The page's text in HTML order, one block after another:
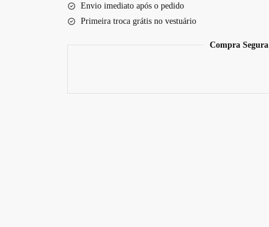
Envio imediato após o pedido
Primeira troca grátis no vestuário
Compra Segura